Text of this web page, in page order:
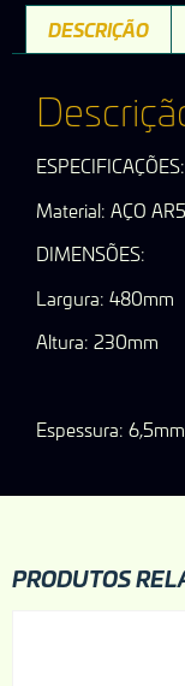
DESCRIÇÃO
ESPECIFICAÇÕES:
Material: AÇO
DIMENSÕES:
Largura: 480mm
Altura: 230mm
Espessura:
PRODUTOS